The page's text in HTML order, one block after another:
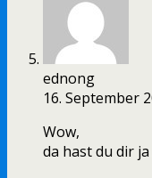
ednong
16. September
Wow,
da hast du dir